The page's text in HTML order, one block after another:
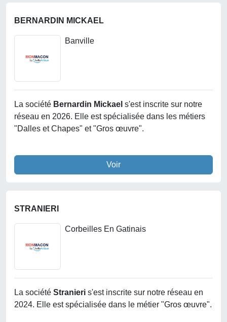
BERNARDIN MICKAEL
Banville
La société Bernardin Mickael s'est inscrite sur notre
réseau en 2026. Elle est spécialisée dans les métiers
"Dalles et Chapes" et "Gros œuvre".
Voir
STRANIERI
Corbeilles En Gatinais
La société Stranieri s'est inscrite sur notre réseau en
2024. Elle est spécialisée dans le métier "Gros œuvre".